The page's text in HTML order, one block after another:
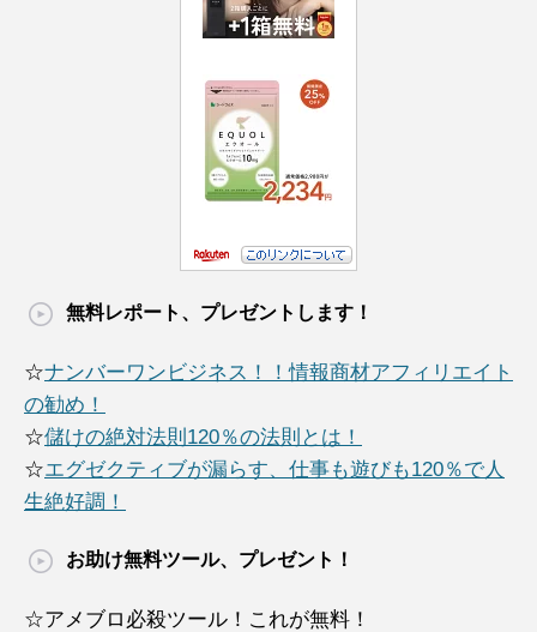
無料レポート、プレゼントします！
☆ナンバーワンビジネス！！情報商材アフィリエイト
の勧め！
☆儲けの絶対法則120％の法則とは！
☆エグゼクティブが漏らす、仕事も遊びも120％で人
生絶好調！
お助け無料ツール、プレゼント！
☆アメブロ必殺ツール！これが無料！